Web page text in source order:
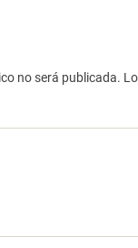
no será publicada.